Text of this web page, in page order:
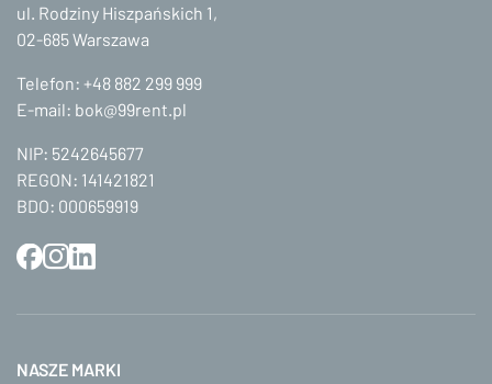
ul. Rodziny Hiszpańskich 1,
02-685 Warszawa
Telefon: +48 882 299 999
E-mail: bok@99rent.pl
NIP: 5242645677
REGON: 141421821
BDO: 000659919
NASZE MARKI